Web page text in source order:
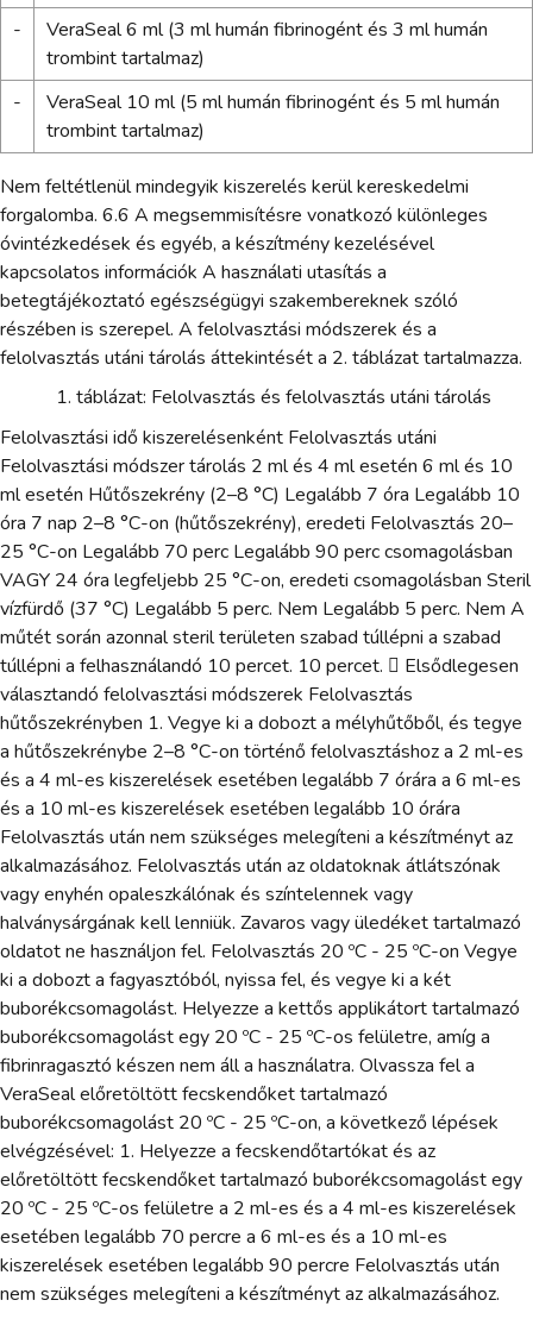
-
VeraSeal 6 ml (3 ml humán fibrinogént és 3 ml humán
trombint tartalmaz)
-
VeraSeal 10 ml (5 ml humán fibrinogént és 5 ml humán
trombint tartalmaz)
Nem feltétlenül mindegyik kiszerelés kerül kereskedelmi
forgalomba. 6.6 A megsemmisítésre vonatkozó különleges
óvintézkedések és egyéb, a készítmény kezelésével
kapcsolatos információk A használati utasítás a
betegtájékoztató egészségügyi szakembereknek szóló
részében is szerepel. A felolvasztási módszerek és a
felolvasztás utáni tárolás áttekintését a 2. táblázat tartalmazza.
táblázat: Felolvasztás és felolvasztás utáni tárolás
Felolvasztási idő kiszerelésenként Felolvasztás utáni
Felolvasztási módszer tárolás 2 ml és 4 ml esetén 6 ml és 10
ml esetén Hűtőszekrény (2–8 °C) Legalább 7 óra Legalább 10
óra 7 nap 2–8 °C-on (hűtőszekrény), eredeti Felolvasztás 20–
25 °C-on Legalább 70 perc Legalább 90 perc csomagolásban
VAGY 24 óra legfeljebb 25 °C-on, eredeti csomagolásban Steril
vízfürdő (37 °C) Legalább 5 perc. Nem Legalább 5 perc. Nem A
műtét során azonnal steril területen szabad túllépni a szabad
túllépni a felhasználandó 10 percet. 10 percet.  Elsődlegesen
választandó felolvasztási módszerek Felolvasztás
hűtőszekrényben 1. Vegye ki a dobozt a mélyhűtőből, és tegye
a hűtőszekrénybe 2–8 °C-on történő felolvasztáshoz a 2 ml-es
és a 4 ml-es kiszerelések esetében legalább 7 órára a 6 ml-es
és a 10 ml-es kiszerelések esetében legalább 10 órára
Felolvasztás után nem szükséges melegíteni a készítményt az
alkalmazásához. Felolvasztás után az oldatoknak átlátszónak
vagy enyhén opaleszkálónak és színtelennek vagy
halványsárgának kell lenniük. Zavaros vagy üledéket tartalmazó
oldatot ne használjon fel. Felolvasztás 20 ºC - 25 ºC-on Vegye
ki a dobozt a fagyasztóból, nyissa fel, és vegye ki a két
buborékcsomagolást. Helyezze a kettős applikátort tartalmazó
buborékcsomagolást egy 20 ºC - 25 ºC-os felületre, amíg a
fibrinragasztó készen nem áll a használatra. Olvassza fel a
VeraSeal előretöltött fecskendőket tartalmazó
buborékcsomagolást 20 ºC - 25 ºC-on, a következő lépések
elvégzésével: 1. Helyezze a fecskendőtartókat és az
előretöltött fecskendőket tartalmazó buborékcsomagolást egy
20 ºC - 25 ºC-os felületre a 2 ml-es és a 4 ml-es kiszerelések
esetében legalább 70 percre a 6 ml-es és a 10 ml-es
kiszerelések esetében legalább 90 percre Felolvasztás után
nem szükséges melegíteni a készítményt az alkalmazásához.